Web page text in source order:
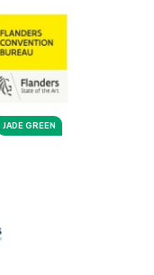
JADE GREEN